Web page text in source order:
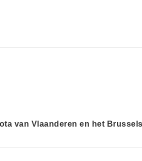
van Vlaanderen en het